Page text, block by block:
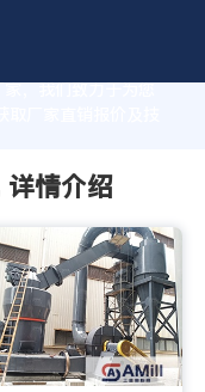
，我们致力于为您
厂家直销报价及技
情介绍